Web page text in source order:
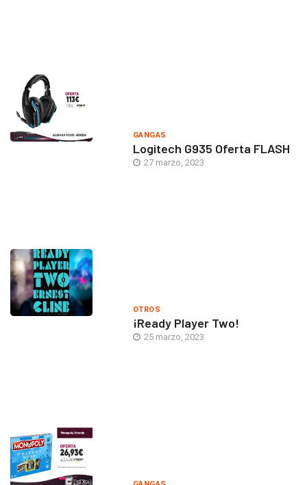
GANGAS
Logitech G935 Oferta FLASH
27 marzo, 2023
OTROS
¡Ready Player Two!
25 marzo, 2023